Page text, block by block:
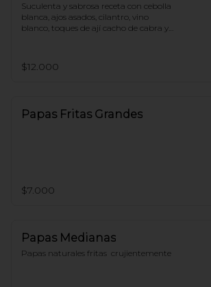
Suculenta y sabrosa receta con cebolla
blanca, ajos asados, cilantro, vino
blanco, toques de ají cacho de cabra y
$12.000
Papas Fritas Grandes
$7.000
Papas Medianas
Papas naturales fritas  crujientemente